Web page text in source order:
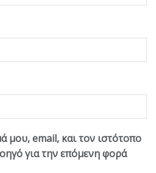
μου, email, και τον ιστότοπο
για την επόμενη φορά